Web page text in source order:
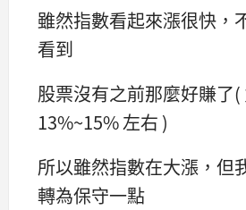
雖然指數看起來漲很快，
看到
股票沒有之前那麼好賺了(
13%~15% 左右 )
所以雖然指數在大漲，但
轉為保守一點